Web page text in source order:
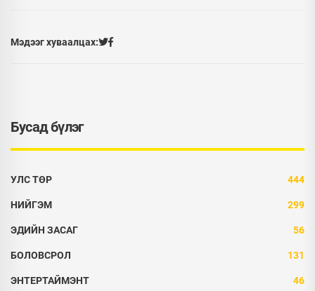
Мэдээг хуваалцах:
Бусад бүлэг
УЛС ТӨР 444
НИЙГЭМ 299
ЭДИЙН ЗАСАГ 56
БОЛОВСРОЛ 131
ЭНТЕРТАЙМЭНТ 46